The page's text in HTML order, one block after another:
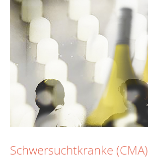
Schwersuchtkranke (CMA)